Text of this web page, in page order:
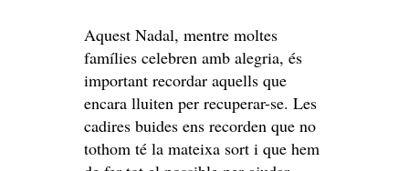
Aquest Nadal, mentre moltes
famílies celebren amb alegria, és
important recordar aquells que
encara lluiten per recuperar-se. Les
cadires buides ens recorden que no
tothom té la mateixa sort i que hem